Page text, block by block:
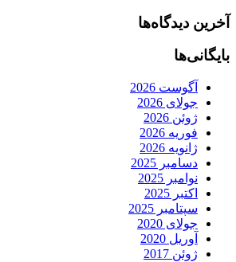
آخرین دیدگاه‌ها
بایگانی‌ها
آگوست 2026
جولای 2026
ژوئن 2026
فوریه 2026
ژانویه 2026
دسامبر 2025
نوامبر 2025
اکتبر 2025
سپتامبر 2025
جولای 2020
آوریل 2020
ژوئن 2017